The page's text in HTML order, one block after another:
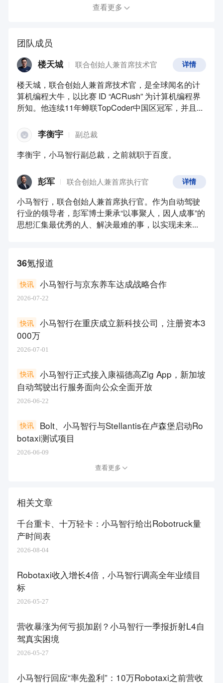
查看更多
团队成员
楼天城 联合创始人兼首席技术官
楼天城，联合创始人兼首席技术官，是全球闻名的计
算机编程大牛，以比赛 ID “ACRush” 为计算机编程界
所知。他连续11年蝉联TopCoder中国区冠军，并且...
详情
李衡宇 副总裁
李衡宇，小马智行副总裁，之前就职于百度。
彭军 联合创始人兼首席执行官
小马智行，联合创始人兼首席执行官。作为自动驾驶
行业的领导者，彭军博士秉承“以事聚人，因人成事”的
思想汇集最优秀的人、解决最难的事，以实现未来...
详情
36氪报道
小马智行与京东养车达成战略合作
快讯
2026-07-22
小马智行在重庆成立新科技公司，注册资本3
000万
快讯
2026-07-01
小马智行正式接入康福德高Zig App，新加坡
自动驾驶出行服务面向公众全面开放
快讯
2026-06-22
Bolt、小马智行与Stellantis在卢森堡启动Ro
botaxi测试项目
快讯
2026-06-09
查看更多
相关文章
千台重卡、十万轻卡：小马智行给出Robotruck量
产时间表
2026-08-04
Robotaxi收入增长4倍，小马智行调高全年业绩目
标
2026-05-27
营收暴涨为何亏损加剧？小马智行一季报折射L4自
驾真实困境
2026-05-27
小马智行回应“率先盈利”：10万Robotaxi之前营收